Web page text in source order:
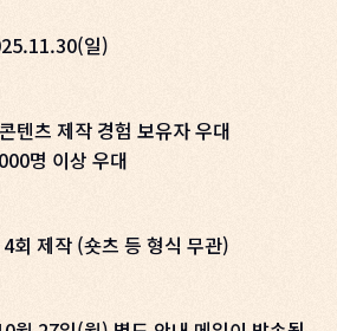
일)
텐츠 제작 경험 보유자 우대
명 이상 우대
회 제작 (숏츠 등 형식 무관)